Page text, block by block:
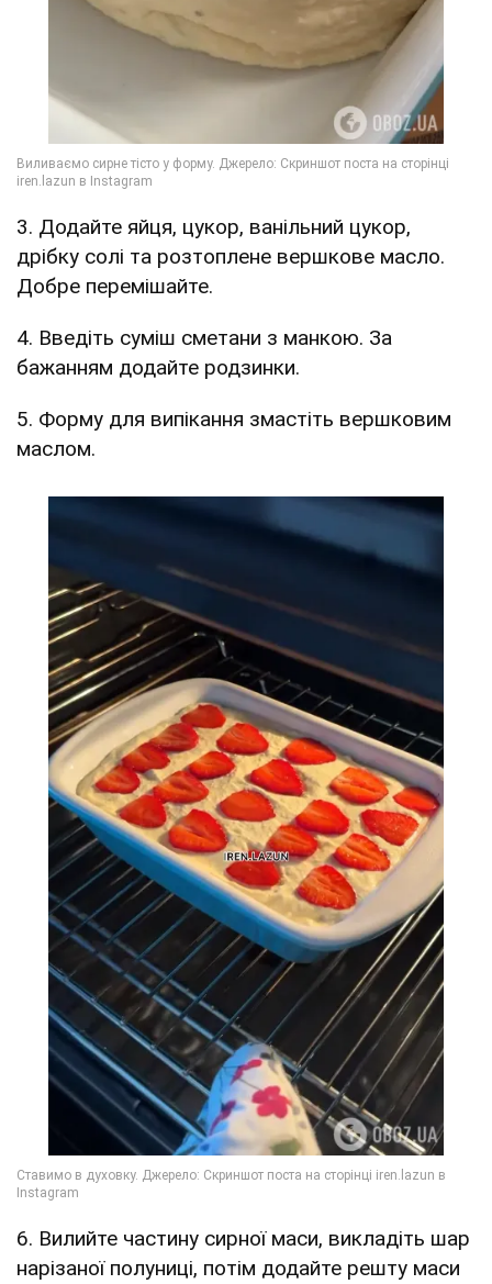
3. Додайте яйця, цукор, ванільний цукор,
дрібку солі та розтоплене вершкове масло.
Добре перемішайте.
4. Введіть суміш сметани з манкою. За
бажанням додайте родзинки.
5. Форму для випікання змастіть вершковим
маслом.
6. Вилийте частину сирної маси, викладіть шар
нарізаної полуниці, потім додайте решту маси